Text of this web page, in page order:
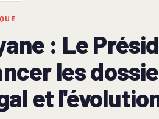
: Le
les
et